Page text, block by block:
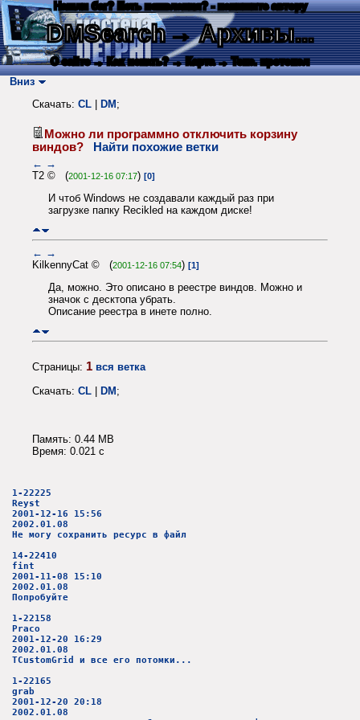
Нашли баг? Есть пожелания? - напишите автору
DMSearch→ Архивы...
О сайте → Как искать? → Карта → Текс. протокол
Вниз
Скачать: CL DM ;
Можно ли программно отключить корзину
виндов?
Найти похожие ветки
← →
T2 © (2001-12-16 07:17) [0]
И чтоб Windows не создавали каждый раз при
загрузке папку Recikled на каждом диске!
← →
KilkennyCat © (2001-12-16 07:54) [1]
Да, можно. Это описано в реестре виндов. Можно и
значок с десктопа убрать.
Описание реестра в инете полно.
Страницы: 1 вся ветка
Скачать: CL DM ;
Память: 0.44 MB
Время: 0.021 c
1-22225
Reyst
2001-12-16 15:56
2002.01.08
Не могу сохранить ресурс в файл
14-22410
fint
2001-11-08 15:10
2002.01.08
Попробуйте
1-22158
Praco
2001-12-20 16:29
2002.01.08
TCustomGrid и все его потомки...
1-22165
grab
2001-12-20 20:18
2002.01.08